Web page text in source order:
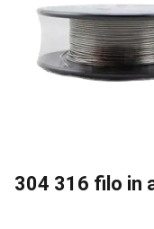
304 316 filo in